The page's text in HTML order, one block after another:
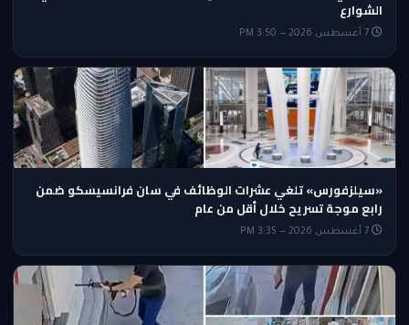
الشوارع
«سيلزفورس» تلغي عشرات الوظائف في سان فرانسيسكو ضمن
رابع موجة تسريح خلال أقل من عام